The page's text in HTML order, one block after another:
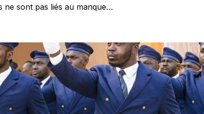
ne sont pas liés au manque…